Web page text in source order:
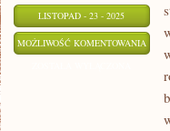
LISTOPAD - 23 - 2025
MOŻLIWOŚĆ KOMENTOWANIA